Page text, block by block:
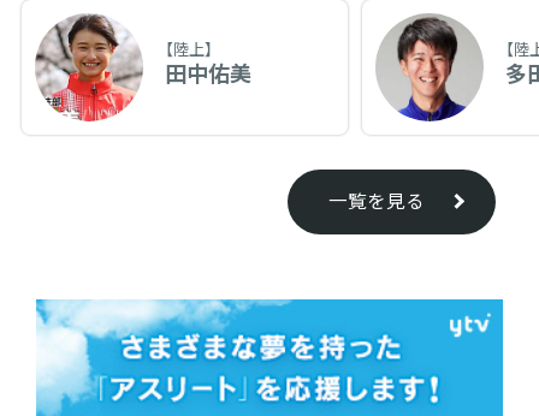
【陸上】
田中佑美
【陸
多
一覧を見る